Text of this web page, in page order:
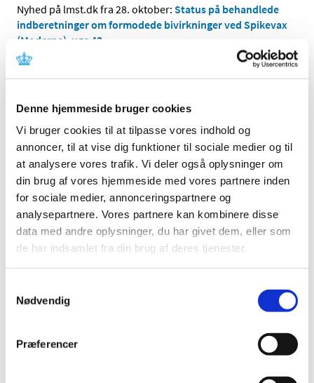
Denne hjemmeside bruger cookies
Vi bruger cookies til at tilpasse vores indhold og
annoncer, til at vise dig funktioner til sociale medier og til
at analysere vores trafik. Vi deler også oplysninger om
din brug af vores hjemmeside med vores partnere inden
for sociale medier, annonceringspartnere og
analysepartnere. Vores partnere kan kombinere disse
data med andre oplysninger, du har givet dem, eller som
de har indsamlet fra din brug af deres tjenester.
Nødvendig
Præferencer
Nyhed på lmst.dk fra 28. oktober: Status på behandlede
indberetninger om formodede bivirkninger ved Spikevax
(Moderna), uge 43
Nyhed på lmst.dk fra 14. oktober:
Status på behandlede
indberetninger om formodede bivirkninger ved Spikevax
Nyhed på lmst.dk fra 7. oktober:
Status på behandlede
indberetninger om formodede bivirkninger ved Spikevax
(Moderna), uge 40
Nyhed på lmst.dk fra 30. september: Status på
behandlede indberetninger om formodede bivirkninger
ved Spikevax (Moderna), uge 39
Nyhed på lmst.dk fra 23. september: Status på
behandlede indberetninger om formodede bivirkninger
ved Spikevax (Moderna), uge 38
Nyhed på lmst.dk fra 16. september:
behandlede indberetninger om formodede bivirkninger
Status på behandlede